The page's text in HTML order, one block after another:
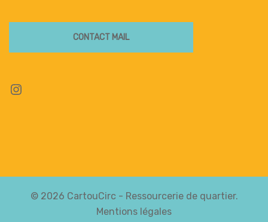
CONTACT MAIL
Instagram
© 2026 CartouCirc - Ressourcerie de quartier.
Mentions légales